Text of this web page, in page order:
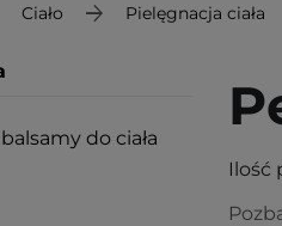
Ciało Pielęgnacja ciała
do ciała
Ilość